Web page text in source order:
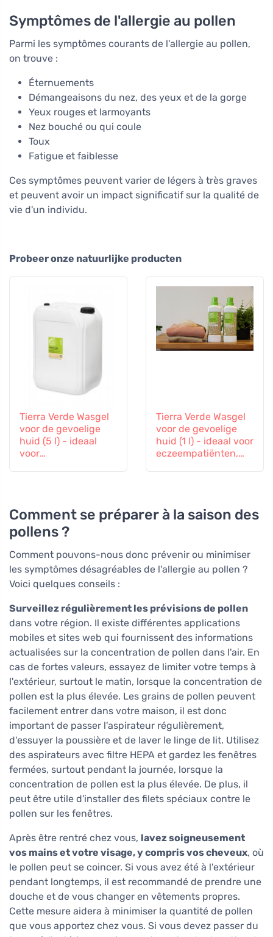
Symptômes de l'allergie au pollen
Parmi les symptômes courants de l'allergie au pollen,
on trouve :
Éternuements
Démangeaisons du nez, des yeux et de la gorge
Yeux rouges et larmoyants
Nez bouché ou qui coule
Toux
Fatigue et faiblesse
Ces symptômes peuvent varier de légers à très graves
et peuvent avoir un impact significatif sur la qualité de
vie d'un individu.
Probeer onze natuurlijke producten
Tierra Verde Wasgel
voor de gevoelige
huid (5 l) - ideaal
voor
Tierra Verde Wasgel
voor de gevoelige
huid (1 l) - ideaal voor
eczeempatiënten,
Comment se préparer à la saison des
pollens ?
Comment pouvons-nous donc prévenir ou minimiser
les symptômes désagréables de l'allergie au pollen ?
Voici quelques conseils :
Surveillez régulièrement les prévisions de pollen
dans votre région. Il existe différentes applications
mobiles et sites web qui fournissent des informations
actualisées sur la concentration de pollen dans l'air. En
cas de fortes valeurs, essayez de limiter votre temps à
l'extérieur, surtout le matin, lorsque la concentration de
pollen est la plus élevée. Les grains de pollen peuvent
facilement entrer dans votre maison, il est donc
important de passer l'aspirateur régulièrement,
d'essuyer la poussière et de laver le linge de lit. Utilisez
des aspirateurs avec filtre HEPA et gardez les fenêtres
fermées, surtout pendant la journée, lorsque la
concentration de pollen est la plus élevée. De plus, il
peut être utile d'installer des filets spéciaux contre le
pollen sur les fenêtres.
Après être rentré chez vous, lavez soigneusement
vos mains et votre visage, y compris vos cheveux, où
le pollen peut se coincer. Si vous avez été à l'extérieur
pendant longtemps, il est recommandé de prendre une
douche et de vous changer en vêtements propres.
Cette mesure aidera à minimiser la quantité de pollen
que vous apportez chez vous. Si vous devez passer du